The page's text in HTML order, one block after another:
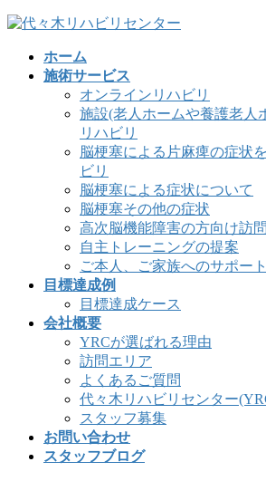
コ
ナ
ホーム
施術サービス
オンラインリハビリ
施設(老人ホームや養護老人
リハビリ
脳梗塞による片麻痺の症状
ビリ
脳梗塞による症状について
脳梗塞その他の症状
高次脳機能障害の方向け訪
自主トレーニングの提案
ご本人、ご家族へのサポート
目標達成例
目標達成ケース
会社概要
YRCが選ばれる理由
訪問エリア
よくあるご質問
代々木リハビリセンター
スタッフ募集
お問い合わせ
スタッフブログ